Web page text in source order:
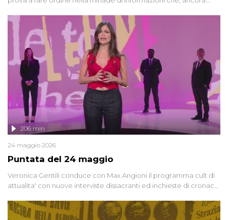
giudiziarie più discusse degli ultimi anni. Lo speciale ricostruisce la
vicenda mettendo in fila testimonianze, errori, dettagli
controversi e i protagonisti di un'indagine che sembra non avere
fine.
Puntata del 24 maggio
206 min
24 maggio 2026
Veronica Gentili conduce con Max Angioni il programma cult di
attualita' con nuove interviste dissacranti ed inchieste di cronaca